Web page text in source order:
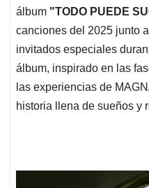
álbum "TODO PUEDE
canciones del 2025 junto
invitados especiales
álbum, inspirado en las
las experiencias de
historia llena de sueños y